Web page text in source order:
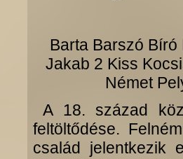
Barta Barszó
Jakab 2 Kiss
Német
A 18. század
feltöltődése.
család jelentkezik